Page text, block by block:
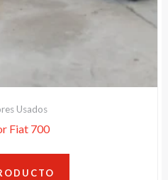
Usados
Fiat 700